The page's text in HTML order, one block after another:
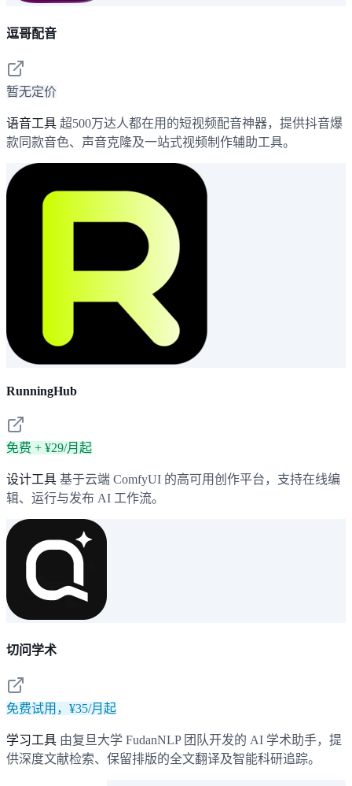
逗哥配音
暂无定价
语音工具 超500万达人都在用的短视频配音神器，提供抖音爆
款同款音色、声音克隆及一站式视频制作辅助工具。
RunningHub
免费 + ¥29/月起
设计工具 基于云端 ComfyUI 的高可用创作平台，支持在线编
辑、运行与发布 AI 工作流。
切问学术
免费试用，¥35/月起
学习工具 由复旦大学 FudanNLP 团队开发的 AI 学术助手，提
供深度文献检索、保留排版的全文翻译及智能科研追踪。